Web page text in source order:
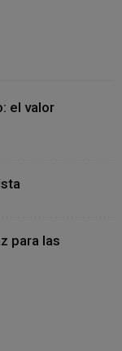
el valor
para las